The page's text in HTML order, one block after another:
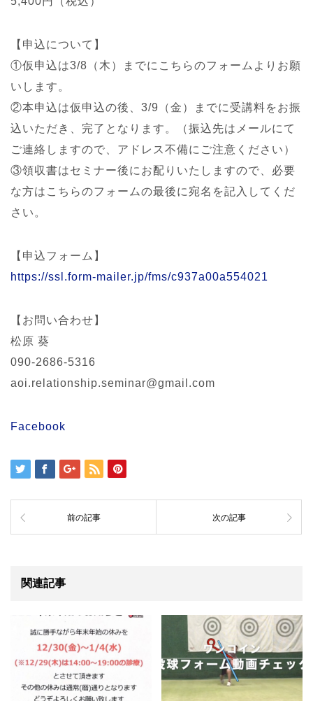
【申込について】
①仮申込は3/8（木）までにこちらのフォームよりお願
いします。
②本申込は仮申込の後、3/9（金）までに受講料をお振
込いただき、完了となります。（振込先はメールにて
ご連絡しますので、アドレス不備にご注意ください）
③領収書はセミナー後にお配りいたしますので、必要
な方はこちらのフォームの最後に宛名を記入してくだ
さい。
【申込フォーム】
https://ssl.form-mailer.jp/fms/c937a00a554021
【お問い合わせ】
松原 葵
090-2686-5316
aoi.relationship.seminar@gmail.com
Facebook
前の記事 次の記事
関連記事